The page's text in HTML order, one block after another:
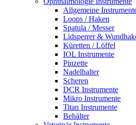
Allgemeine
Loops / Haken
Spatula / Messer
Lidsperrer &
Küretten / Löffel
IOL Instrumente
Pinzette
Nadelhalter
Scheren
DCR Instrumente
Mikro Instrumente
Titan Instrumente
Behälter